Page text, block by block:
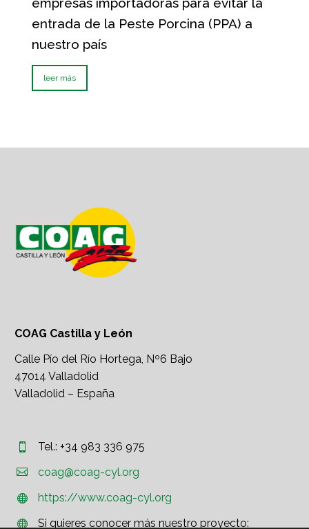
entrada de la Peste Porcina (PPA) a
nuestro país
leer más
COAG Castilla y León
Calle Pío del Río Hortega, Nº6 Bajo
47014 Valladolid
Valladolid – España

 Tel.: +34 983 336 975

 coag@coag-cyl.org

 https://www.coag-cyl.org

 Si quieres conocer más nuestro proyecto: